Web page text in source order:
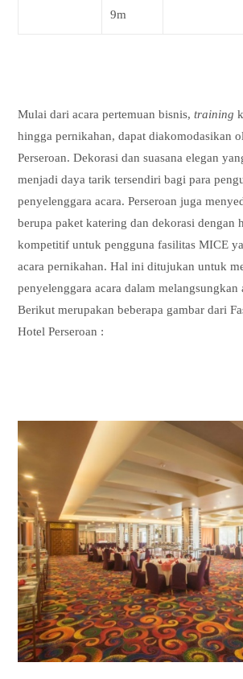
9m
Mulai dari acara pertemuan bisnis,training
hingga pernikahan, dapat diakomodasikan
Perseroan. Dekorasi dan suasana elegan
menjadi daya tarik tersendiri bagi para
penyelenggara acara. Perseroan juga
berupa paket katering dan dekorasi dengan
kompetitif untuk pengguna fasilitas MICE
acara pernikahan. Hal ini ditujukan untuk
penyelenggara acara dalam melangsungkan
Berikut merupakan beberapa gambar dari
Hotel Perseroan :